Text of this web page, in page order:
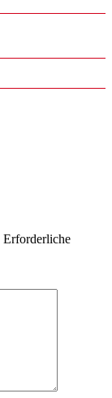
Erforderliche